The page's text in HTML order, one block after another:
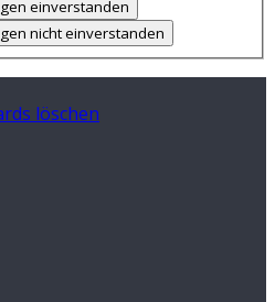
löschen